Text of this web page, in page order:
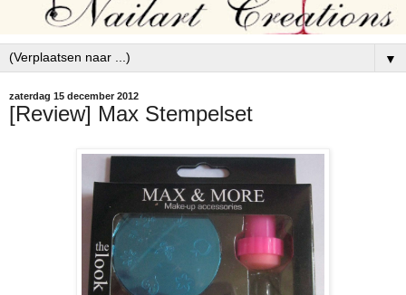
▼
zaterdag 15 december 2012
[Review] Max Stempelset